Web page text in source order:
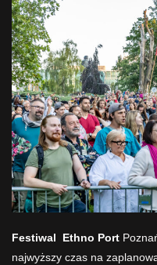
Festiwal Ethno Port
najwyższy czas na